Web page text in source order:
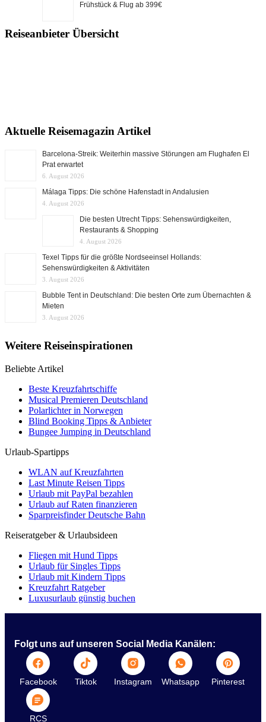
Frühstück & Flug ab 399€
Reiseanbieter Übersicht
Aktuelle Reisemagazin Artikel
Barcelona-Streik: Weiterhin massive Störungen am Flughafen El
Prat erwartet
6. August 2026
Málaga Tipps: Die schöne Hafenstadt in Andalusien
4. August 2026
Die besten Utrecht Tipps: Sehenswürdigkeiten,
Restaurants & Shopping
4. August 2026
Texel Tipps für die größte Nordseeinsel Hollands:
Sehenswürdigkeiten & Aktivitäten
3. August 2026
Bubble Tent in Deutschland: Die besten Orte zum Übernachten &
Mieten
3. August 2026
Weitere Reiseinspirationen
Beliebte Artikel
Beste Kreuzfahrtschiffe
Musical Premieren Deutschland
Polarlichter in Norwegen
Blind Booking Tipps & Anbieter
Bungee Jumping in Deutschland
Urlaub-Spartipps
WLAN auf Kreuzfahrten
Last Minute Reisen Tipps
Urlaub mit PayPal bezahlen
Urlaub auf Raten finanzieren
Sparpreisfinder Deutsche Bahn
Reiseratgeber & Urlaubsideen
Fliegen mit Hund Tipps
Urlaub für Singles Tipps
Urlaub mit Kindern Tipps
Kreuzfahrt Ratgeber
Luxusurlaub günstig buchen